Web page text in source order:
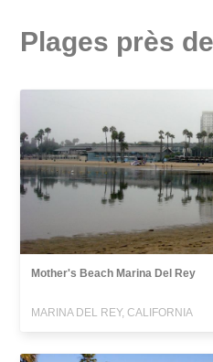
Plages près
Mother's Beach Marina Del Rey
MARINA DEL REY, CALIFORNIA